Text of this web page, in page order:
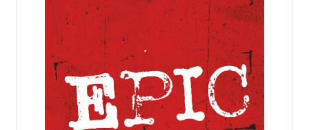
samenwerking met de CJGO.